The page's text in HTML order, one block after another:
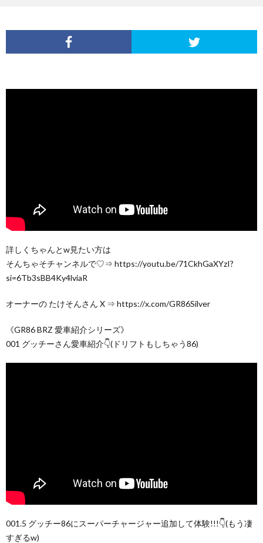
詳しくちゃんとw見たい方は
そんちゃそチャンネルで♡⇒ https://youtu.be/71CkhGaXYzI?
si=6Tb3sBB4Ky4lviaR
オーナーの たけそんさん X ⇒ https://x.com/GR86Silver
《GR86 BRZ 愛車紹介シリーズ》
001 グッチーさん愛車紹介👇(ドリフトもしちゃう86)
001.5 グッチー86にスーパーチャージャー追加して体験!!!👇(もう凄
すぎるw)